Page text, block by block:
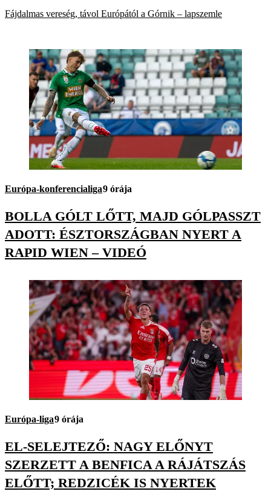
Fájdalmas vereség, távol Európától a Górnik – lapszemle
Európa-konferencialiga9 órája
BOLLA GÓLT LŐTT, MAJD GÓLPASSZT
ADOTT: ÉSZTORSZÁGBAN NYERT A
RAPID WIEN – VIDEÓ
Európa-liga9 órája
EL-SELEJTEZŐ: NAGY ELŐNYT
SZERZETT A BENFICA A RÁJÁTSZÁS
ELŐTT; REDZICÉK IS NYERTEK